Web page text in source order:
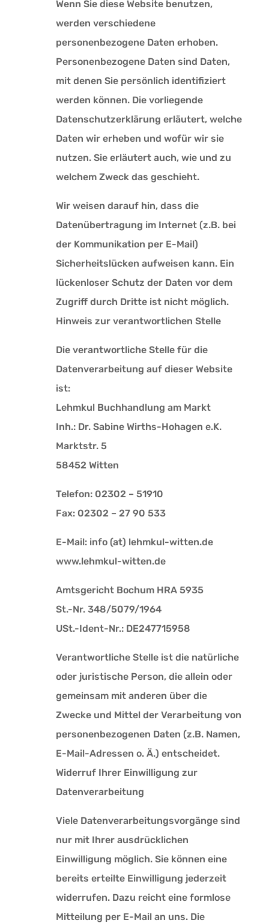
Wenn Sie diese Website benutzen,
werden verschiedene
personenbezogene Daten erhoben.
Personenbezogene Daten sind Daten,
mit denen Sie persönlich identifiziert
werden können. Die vorliegende
Datenschutzerklärung erläutert, welche
Daten wir erheben und wofür wir sie
nutzen. Sie erläutert auch, wie und zu
welchem Zweck das geschieht.
Wir weisen darauf hin, dass die
Datenübertragung im Internet (z.B. bei
der Kommunikation per E-Mail)
Sicherheitslücken aufweisen kann. Ein
lückenloser Schutz der Daten vor dem
Zugriff durch Dritte ist nicht möglich.
Hinweis zur verantwortlichen Stelle
Die verantwortliche Stelle für die
Datenverarbeitung auf dieser Website
ist:
Lehmkul Buchhandlung am Markt
Inh.: Dr. Sabine Wirths-Hohagen e.K.
Marktstr. 5
58452 Witten
Telefon: 02302 – 51910
Fax: 02302 – 27 90 533
E-Mail: info (at) lehmkul-witten.de
www.lehmkul-witten.de
Amtsgericht Bochum HRA 5935
St.-Nr. 348/5079/1964
USt.-Ident-Nr.: DE247715958
Verantwortliche Stelle ist die natürliche
oder juristische Person, die allein oder
gemeinsam mit anderen über die
Zwecke und Mittel der Verarbeitung von
personenbezogenen Daten (z.B. Namen,
E-Mail-Adressen o. Ä.) entscheidet.
Widerruf Ihrer Einwilligung zur
Datenverarbeitung
Viele Datenverarbeitungsvorgänge sind
nur mit Ihrer ausdrücklichen
Einwilligung möglich. Sie können eine
bereits erteilte Einwilligung jederzeit
widerrufen. Dazu reicht eine formlose
Mitteilung per E-Mail an uns. Die